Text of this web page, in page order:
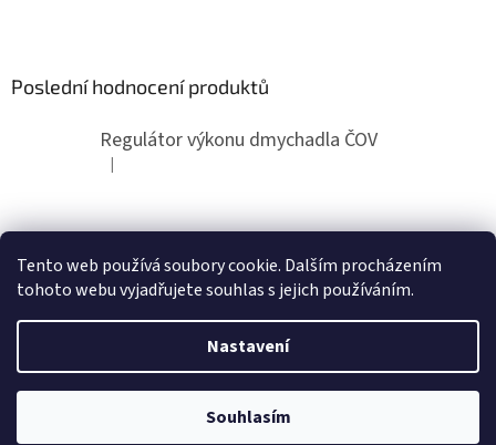
Tento web používá soubory cookie. Dalším procházením
tohoto webu vyjadřujete souhlas s jejich používáním.
Nastavení
Souhlasím
Poslední hodnocení produktů
Regulátor výkonu dmychadla ČOV
Hodnocení produktu je 5 z 5 hvězdiček.
|
Vytvořil Shoptet
Secoh-JDK.cz. Všechna práva vyhrazena.